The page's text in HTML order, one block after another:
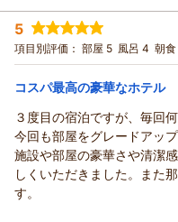
努めて参ります。
またのご来館を心よりお
投稿者： タルトタタンさん(女性
宿泊プラン： ≪那須グルメ≫【黒
メイン料理以外は食べ放題＝
和
宿泊価格帯： 14,001～15,000円
この度はご夫妻でホテル・
誠にありがとうございます
また満点のご評価と共に
し上げます。
過日のご滞在にご満足い
5
項目別評価： 部屋 5 風呂 4 朝
コスパ最高の豪華なホテル
３度目の宿泊ですが、毎回
今回も部屋をグレードアッ
施設や部屋の豪華さや清潔
しくいただきました。また
す。